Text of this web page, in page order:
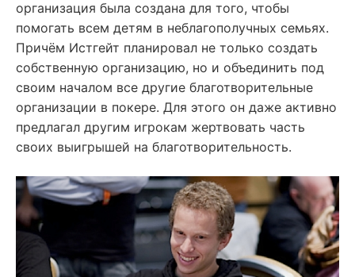
организация была создана для того, чтобы
помогать всем детям в неблагополучных семьях.
Причём Истгейт планировал не только создать
собственную организацию, но и объединить под
своим началом все другие благотворительные
организации в покере. Для этого он даже активно
предлагал другим игрокам жертвовать часть
своих выигрышей на благотворительность.